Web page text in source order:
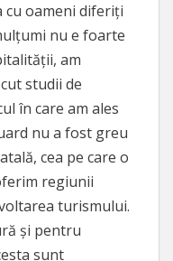
cu oameni diferiți
nu e foarte
am
studii de
în care am ales
nu a fost greu
cea pe care o
regiunii
turismului.
și pentru
sunt